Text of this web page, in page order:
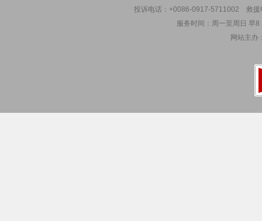
投诉电话：+0086-0917-5711002 救
服务时间：周一至周日 早
网站主办